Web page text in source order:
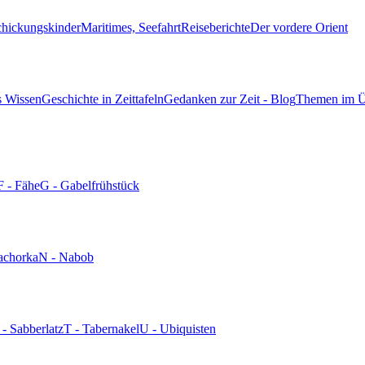
Maritimes, SeefahrtReiseberichteDer vordere Orient
WissenGeschichte in ZeittafelnGedanken zur Zeit - BlogThemen im
- FäheG - Gabelfrühstück
N - Nabob
- SabberlatzT - TabernakelU - Ubiquisten